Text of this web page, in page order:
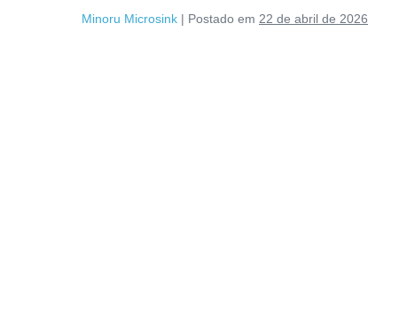
Minoru Microsink | Postado em 22 de abril de 2026